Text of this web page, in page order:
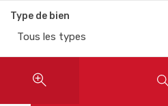
Type de bien
Tous les types